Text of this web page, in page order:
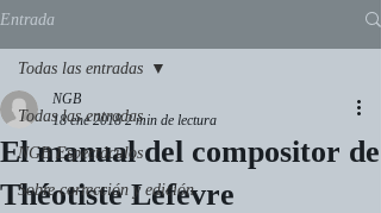
Entrada
Todas las entradas
NGB Espectáculos
Sobre corrección y edición
Todas las entradas
El manual del compositor de
Théotiste Lefevre
NGB
18 ene 2018 2 min de lectura